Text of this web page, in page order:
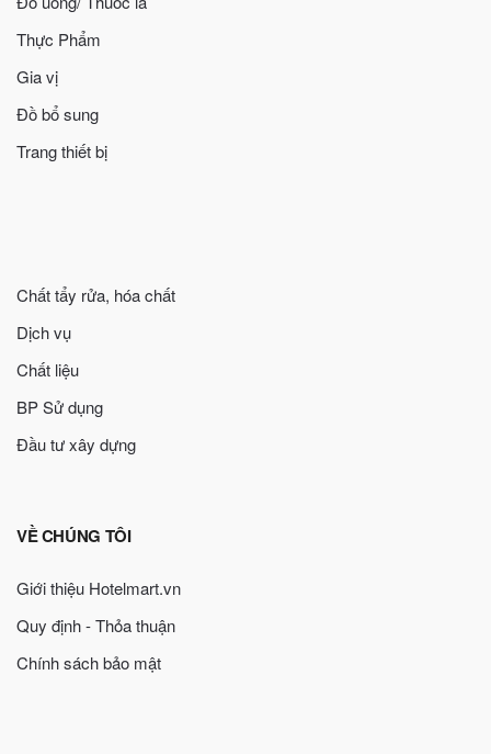
Thực Phẩm
Gia vị
Đồ bổ sung
Trang thiết bị
Chất tẩy rửa, hóa chất
Dịch vụ
Chất liệu
BP Sử dụng
Đầu tư xây dựng
VỀ CHÚNG TÔI
Giới thiệu Hotelmart.vn
Quy định - Thỏa thuận
Chính sách bảo mật